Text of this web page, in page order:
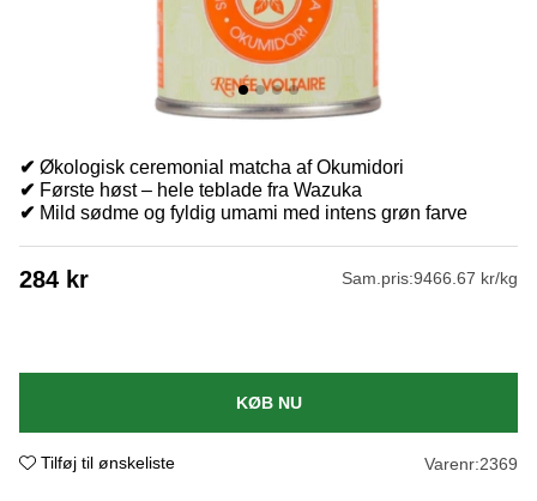
✔ Økologisk ceremonial matcha af Okumidori
✔ Første høst – hele teblade fra Wazuka
✔ Mild sødme og fyldig umami med intens grøn farve
284 kr Sam.pris:9466.67 kr/kg
KØB NU
Tilføj til ønskeliste Varenr:2369